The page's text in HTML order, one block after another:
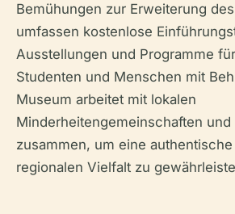
Bemühungen zur Erweiterung
umfassen kostenlose
Ausstellungen und Programme
Studenten und Menschen mit
Museum arbeitet mit lokalen
Minderheitengemeinschaften und
zusammen, um eine
regionalen Vielfalt zu